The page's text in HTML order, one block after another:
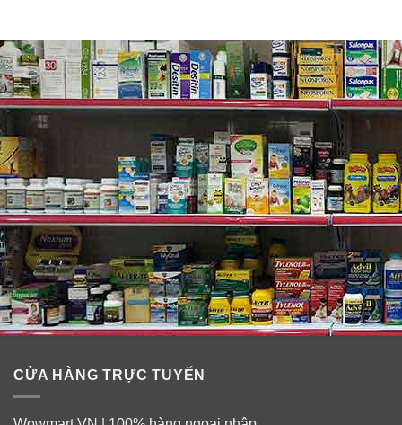
Thành phần siro Tylenol cho trẻ 2-11 tuổi
Children’s Tylenol Pain Fever
Thành phần
: Acetaminophen – 160 mg (Pain
Reliever/Fever Reducer)
Thành phần khác: anhydrous citric acid, flavors,
glycerin, microcrystalline cellulose and
carboxymethylcellulose sodium, potassium sorbate,
purified water, sorbitol solution, sucralose, sucrose,
xanthan gum.
CỬA HÀNG TRỰC TUYẾN